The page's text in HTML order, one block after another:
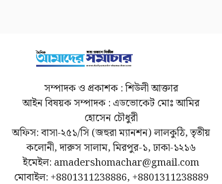
সম্পাদক ও প্রকাশক : শিউলী আক্তার
আইন বিষয়ক সম্পাদক : এডভোকেট মোঃ আমির
হোসেন চৌধুরী
অফিস: বাসা-২৫১/সি (জহুরা ম্যানশন) লালকুঠি, তৃতীয়
কলোনী, দারুস সালাম, মিরপুর-১, ঢাকা-১২১৬
ইমেইল: amadershomachar@gmail.com
মোবাইল: +8801311238886, +8801311238889